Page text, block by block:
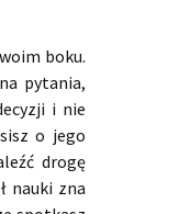
boku.
pytania,
i nie
o jego
drogę
nauki zna